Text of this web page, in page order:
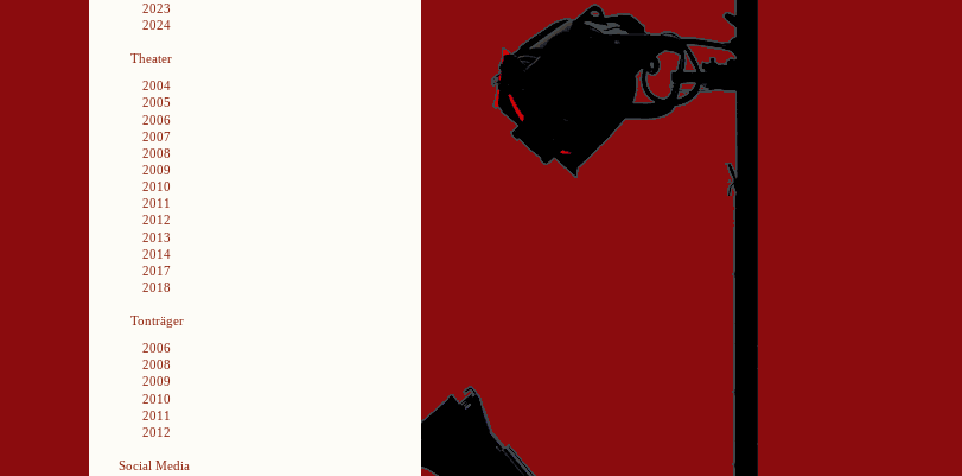
2023
2024
Theater
2004
2005
2006
2007
2008
2009
2010
2011
2012
2013
2014
2017
2018
Tonträger
2006
2008
2009
2010
2011
2012
Social Media